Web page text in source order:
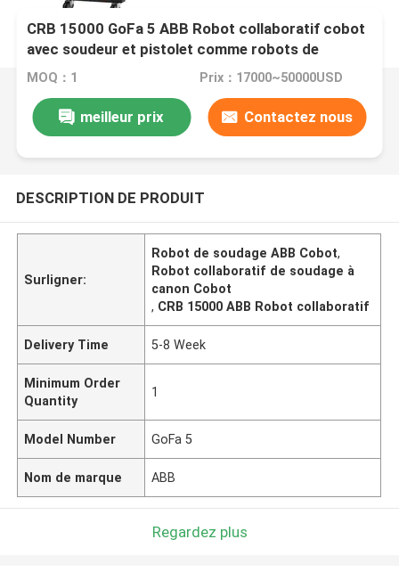
CRB 15000 GoFa 5 ABB Robot collaboratif cobot
avec soudeur et pistolet comme robots de
soudage
MOQ：1 Prix：17000~50000USD
meilleur prix Contactez nous
DESCRIPTION DE PRODUIT
Surligner:
Robot de soudage ABB Cobot,
Robot collaboratif de soudage à
canon Cobot
, CRB 15000 ABB Robot collaboratif
Delivery Time 5-8 Week
Minimum Order
Quantity
1
Model Number GoFa 5
Nom de marque ABB
Regardez plus